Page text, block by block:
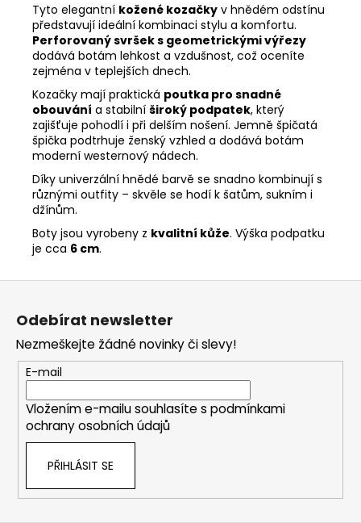
Tyto elegantní kožené kozačky v hnědém odstínu
představují ideální kombinaci stylu a komfortu.
Perforovaný svršek s geometrickými výřezy
dodává botám lehkost a vzdušnost, což oceníte
zejména v teplejších dnech.
Kozačky mají praktická poutka pro snadné
obouvání a stabilní široký podpatek, který
zajišťuje pohodlí i při delším nošení. Jemně špičatá
špička podtrhuje ženský vzhled a dodává botám
moderní westernový nádech.
Díky univerzální hnědé barvě se snadno kombinují s
různými outfity – skvěle se hodí k šatům, sukním i
džínům.
Boty jsou vyrobeny z kvalitní kůže. Výška podpatku
je cca 6 cm.
Z
Odebírat newsletter
Nezmeškejte žádné novinky či slevy!
E-mail
Vložením e-mailu souhlasíte s podmínkami
ochrany osobních údajů
PŘIHLÁSIT SE